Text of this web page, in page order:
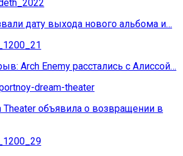
дату выхода нового альбома и…
Arch Enemy расстались с Алиссой…
Theater объявила о возвращении в